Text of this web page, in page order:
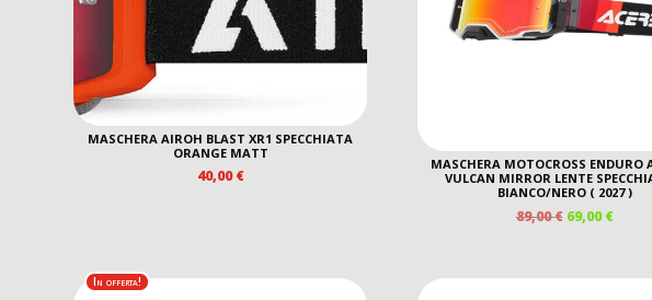
MASCHERA AIROH BLAST XR1 SPECCHIATA
ORANGE MATT
40,00€
MASCHERA MOTOCROSS ENDURO
VULCAN MIRROR LENTE
BIANCO/NERO ( 2027 )
89,00€ IL
69,00€IL
In offerta!